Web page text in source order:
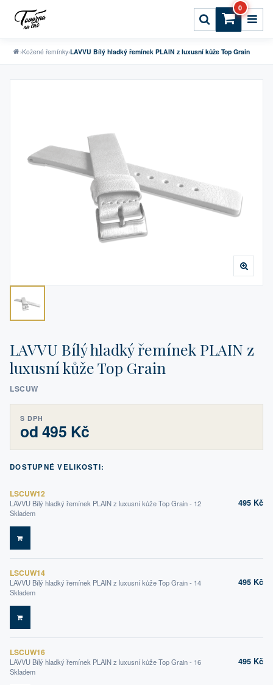
0
›Kožené řemínky›LAVVU Bílý hladký řemínek PLAIN z luxusní kůže Top Grain
LAVVU Bílý hladký řemínek PLAIN z
luxusní kůže Top Grain
LSCUW
S DPH
od 495 Kč
DOSTUPNÉ VELIKOSTI:
LSCUW12
LAVVU Bílý hladký řemínek PLAIN z luxusní kůže Top Grain - 12
Skladem
495 Kč
DO KOŠÍKU
LSCUW14
LAVVU Bílý hladký řemínek PLAIN z luxusní kůže Top Grain - 14
Skladem
495 Kč
DO KOŠÍKU
LSCUW16
LAVVU Bílý hladký řemínek PLAIN z luxusní kůže Top Grain - 16
Skladem
495 Kč